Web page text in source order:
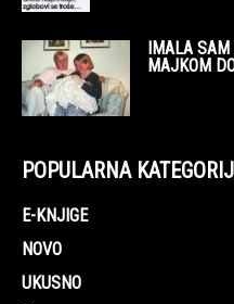
IMALA SAM
MAJKOM
POPULARNA
E-KNJIGE
NOVO
UKUSNO